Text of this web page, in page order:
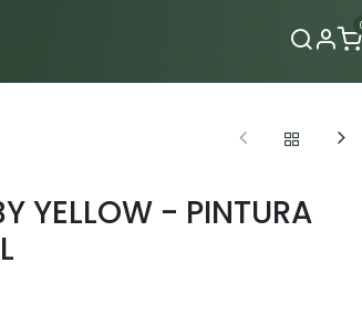
YELLOW - PINTURA